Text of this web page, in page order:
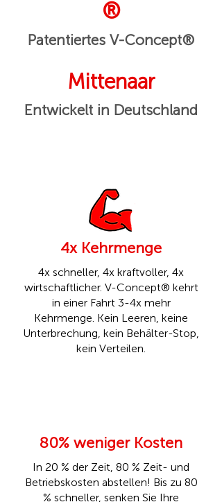
®
Patentiertes V-Concept®
Mittenaar
Entwickelt in Deutschland
4x Kehrmenge
4x schneller, 4x kraftvoller, 4x
wirtschaftlicher. V-Concept® kehrt
in einer Fahrt 3-4x mehr
Kehrmenge. Kein Leeren, keine
Unterbrechung, kein Behälter-Stop,
kein Verteilen.
80% weniger Kosten
In 20 % der Zeit, 80 % Zeit- und
Betriebskosten abstellen! Bis zu 80
% schneller, senken Sie Ihre